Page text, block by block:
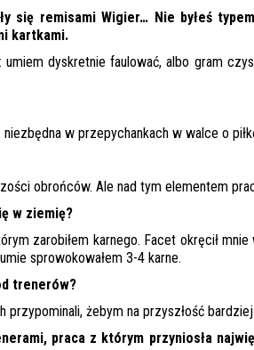
się remisami Wigier… Nie byłeś
kartkami.
umiem dyskretnie faulować, albo gram
niezbędna w przepychankach w walce o
obrońców. Ale nad tym elementem
w ziemię?
zarobiłem karnego. Facet okręcił
sprowokowałem 3-4 karne.
trenerów?
przypominali, żebym na przyszłość
praca z którym przyniosła